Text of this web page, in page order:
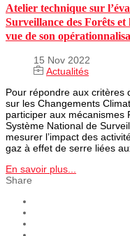
Atelier technique sur
Surveillance des Forêts
vue de son
15 Nov 2022
Actualités
Pour répondre aux critères
sur les Changements
participer aux mécanismes
Système National de
mesurer l’impact des
gaz à effet de serre liées
En savoir plus...
Share